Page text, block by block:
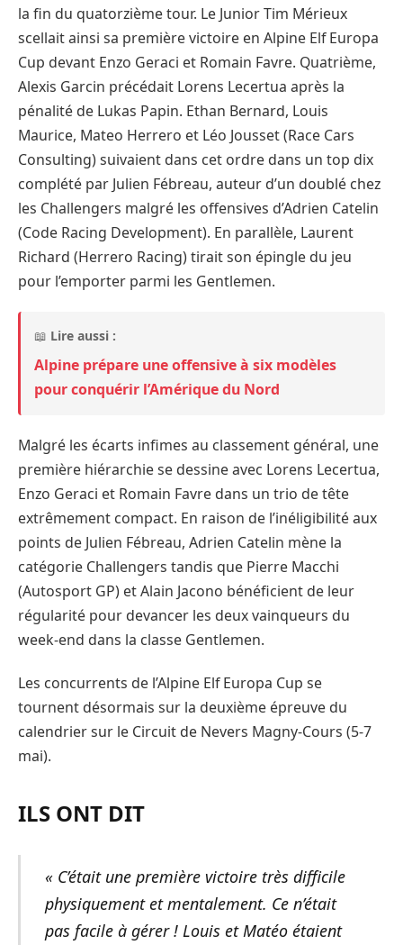
la fin du quatorzième tour. Le Junior Tim Mérieux
scellait ainsi sa première victoire en Alpine Elf Europa
Cup devant Enzo Geraci et Romain Favre. Quatrième,
Alexis Garcin précédait Lorens Lecertua après la
pénalité de Lukas Papin. Ethan Bernard, Louis
Maurice, Mateo Herrero et Léo Jousset (Race Cars
Consulting) suivaient dans cet ordre dans un top dix
complété par Julien Fébreau, auteur d’un doublé chez
les Challengers malgré les offensives d’Adrien Catelin
(Code Racing Development). En parallèle, Laurent
Richard (Herrero Racing) tirait son épingle du jeu
pour l’emporter parmi les Gentlemen.
📖 Lire aussi :
Alpine prépare une offensive à six modèles
pour conquérir l’Amérique du Nord
Malgré les écarts infimes au classement général, une
première hiérarchie se dessine avec Lorens Lecertua,
Enzo Geraci et Romain Favre dans un trio de tête
extrêmement compact. En raison de l’inéligibilité aux
points de Julien Fébreau, Adrien Catelin mène la
catégorie Challengers tandis que Pierre Macchi
(Autosport GP) et Alain Jacono bénéficient de leur
régularité pour devancer les deux vainqueurs du
week-end dans la classe Gentlemen.
Les concurrents de l’Alpine Elf Europa Cup se
tournent désormais sur la deuxième épreuve du
calendrier sur le Circuit de Nevers Magny-Cours (5-7
mai).
ILS ONT DIT
« C’était une première victoire très difficile
physiquement et mentalement. Ce n’était
pas facile à gérer ! Louis et Matéo étaient